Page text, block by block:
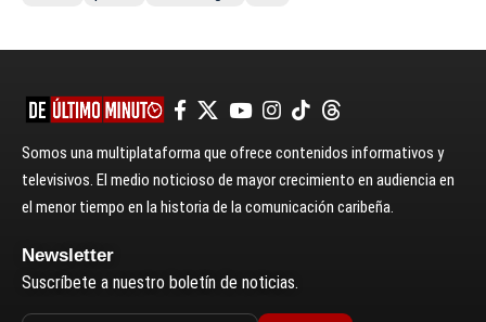
Somos una multiplataforma que ofrece contenidos informativos y
televisivos. El medio noticioso de mayor crecimiento en audiencia en
el menor tiempo en la historia de la comunicación caribeña.
Newsletter
Suscríbete a nuestro boletín de noticias.